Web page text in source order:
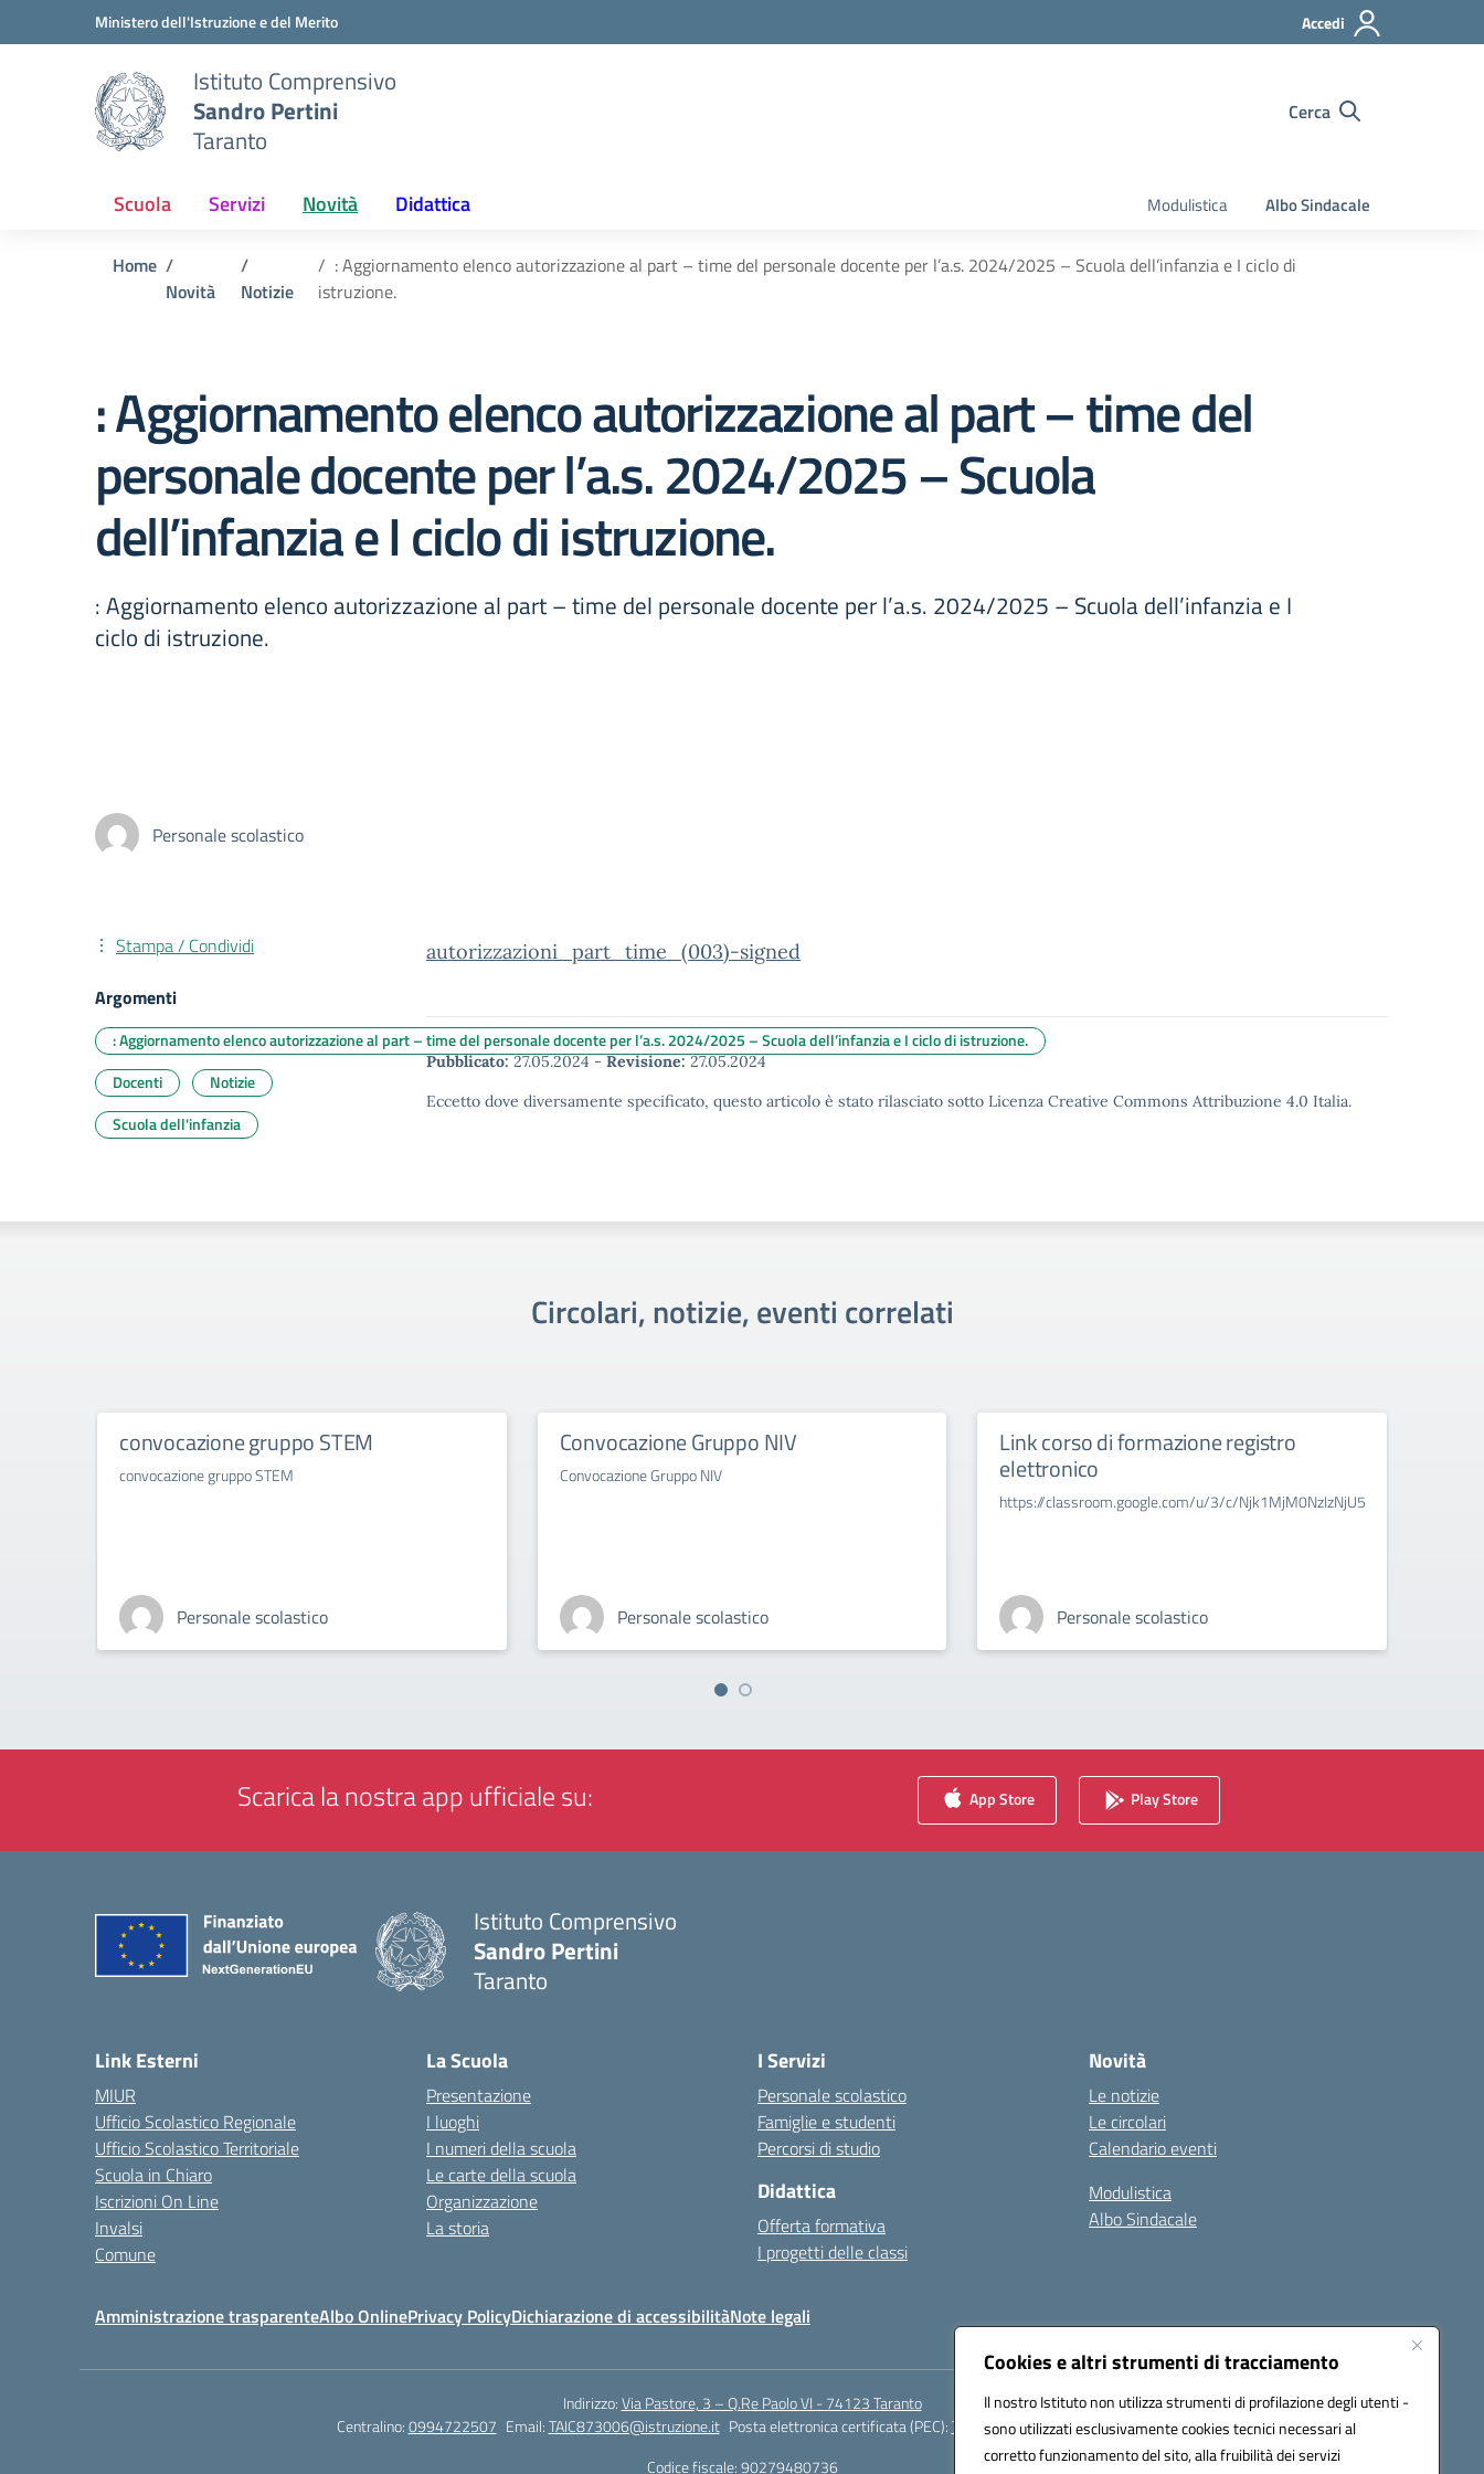
Cookies e altri strumenti di tracciamento
Il nostro Istituto non utilizza strumenti di profilazione degli utenti -
sono utilizzati esclusivamente cookies tecnici necessari al
corretto funzionamento del sito, alla fruibilità dei servizi
Vai ai contenuti
Vai al menu di navigazioneMinistero dell'Istruzione e del Merito Accedi
Istituto Comprensivo
Sandro Pertini
Taranto
Cerca
Scuola Servizi Novità Didattica Modulistica Albo Sindacale
Home
Novità
Notizie
: Aggiornamento elenco autorizzazione al part – time del personale docente per l’a.s. 2024/2025 – Scuola dell’infanzia e I ciclo di
istruzione.
: Aggiornamento elenco autorizzazione al part – time del
personale docente per l’a.s. 2024/2025 – Scuola
dell’infanzia e I ciclo di istruzione.
: Aggiornamento elenco autorizzazione al part – time del personale docente per l’a.s. 2024/2025 – Scuola dell’infanzia e I
ciclo di istruzione.
Personale scolastico
autorizzazioni_part_time_(003)-signed
Pubblicato:27.05.2024- Revisione:27.05.2024
Eccetto dove diversamente specificato, questo articolo è stato rilasciato sotto Licenza Creative Commons Attribuzione 4.0 Italia.
Stampa / Condividi
Argomenti
: Aggiornamento elenco autorizzazione al part – time del personale docente per l’a.s. 2024/2025 – Scuola dell’infanzia e I ciclo di istruzione.
Docenti
Notizie
Scuola dell'infanzia
Circolari, notizie, eventi correlati
convocazione gruppo STEM
convocazione gruppo STEM
Personale scolastico
Convocazione Gruppo NIV
Convocazione Gruppo NIV
Personale scolastico
Link corso di formazione registro
elettronico
https://classroom.google.com/u/3/c/Njk1MjM0NzIzNjU5
Personale scolastico
Scarica la nostra app ufficiale su: App Store Play Store
Istituto Comprensivo
Sandro Pertini
Taranto
Link Esterni
MIUR
Ufficio Scolastico Regionale
Ufficio Scolastico Territoriale
Scuola in Chiaro
Iscrizioni On Line
Invalsi
Comune
La Scuola
Presentazione
I luoghi
I numeri della scuola
Le carte della scuola
Organizzazione
La storia
I Servizi
Personale scolastico
Famiglie e studenti
Percorsi di studio
Didattica
Offerta formativa
I progetti delle classi
Novità
Le notizie
Le circolari
Calendario eventi
Modulistica
Albo Sindacale
Amministrazione trasparenteAlbo OnlinePrivacy PolicyDichiarazione di accessibilitàNote legali
Indirizzo:Via Pastore, 3 – Q.Re Paolo VI - 74123 Taranto
Centralino:0994722507 Email:TAIC873006@istruzione.it Posta elettronica certificata (PEC):TAIC873006@pec.istruzione.it
Codice fiscale: 90279480736